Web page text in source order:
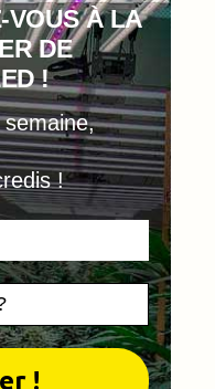
VOUS À LA
DE
!
!